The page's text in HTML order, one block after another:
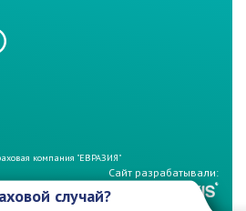
компания "ЕВРАЗИЯ"
Сайт разрабатывали:
случай?